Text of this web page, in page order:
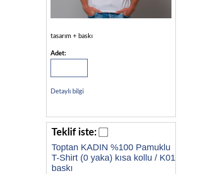
tasarım + baskı
Adet:
Detaylı bilgi
Teklif iste:
Toptan KADIN %100 Pamuklu
T-Shirt (0 yaka) kısa kollu / K01
baskı